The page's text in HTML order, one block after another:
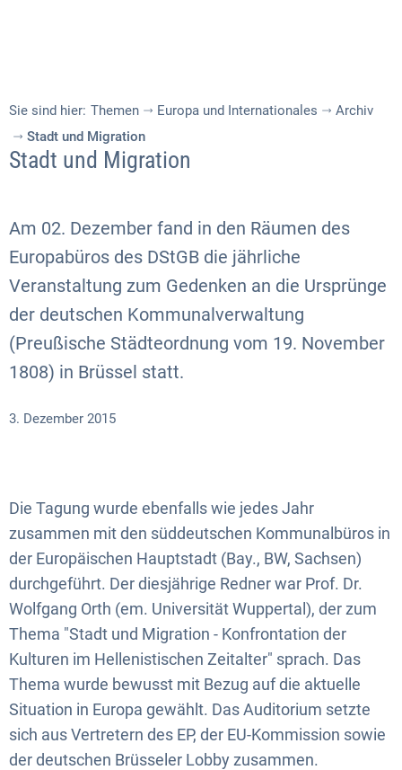
Sie sind hier: Themen Europa und Internationales
Archiv
Stadt und Migration
Stadt und Migration
Am 02. Dezember fand in den Räumen des
Europabüros des DStGB die jährliche
Veranstaltung zum Gedenken an die Ursprünge
der deutschen Kommunalverwaltung
(Preußische Städteordnung vom 19. November
1808) in Brüssel statt.
3. Dezember 2015
Die Tagung wurde ebenfalls wie jedes Jahr
zusammen mit den süddeutschen Kommunalbüros in
der Europäischen Hauptstadt (Bay., BW, Sachsen)
durchgeführt. Der diesjährige Redner war Prof. Dr.
Wolfgang Orth (em. Universität Wuppertal), der zum
Thema "Stadt und Migration - Konfrontation der
Kulturen im Hellenistischen Zeitalter" sprach. Das
Thema wurde bewusst mit Bezug auf die aktuelle
Situation in Europa gewählt. Das Auditorium setzte
sich aus Vertretern des EP, der EU-Kommission sowie
der deutschen Brüsseler Lobby zusammen.